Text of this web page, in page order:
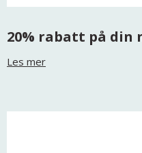
20% rabatt på
Les mer